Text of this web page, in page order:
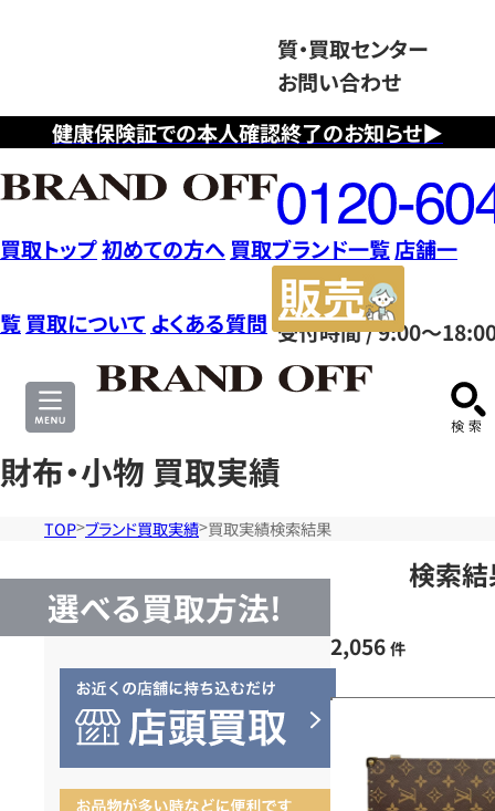
健康保険証での本人確認終了のお知らせ▶
質・買取センター
お問い合わせ
フ
リ
ー
ダ
イ
ヤ
ル
0120604117
受付時間 / 9:00～
買取トップ初めての方へ 買取ブランド一覧店舗一
覧 買取について よくある質問
サ
財布・小物 買取実績
TOP ブランド買取実績 買取実績検索結果
選べる買取方法!
検索
2,056 件